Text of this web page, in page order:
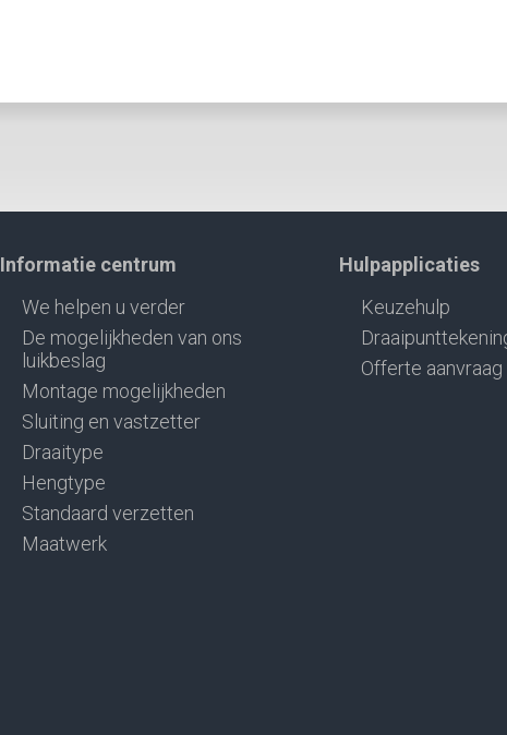
Informatie centrum
We helpen u verder
De mogelijkheden van ons
luikbeslag
Montage mogelijkheden
Sluiting en vastzetter
Draaitype
Hengtype
Standaard verzetten
Maatwerk
Hulpapplicaties
Keuzehulp
Offerte aanvraag